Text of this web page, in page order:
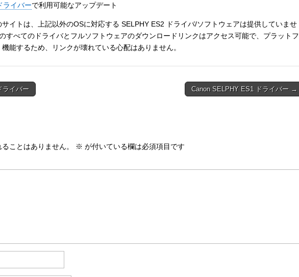
ライバーで利用可能なアップデート
イトは、上記以外のOSに対応する SELPHY ES2 ドライバ/ソフトウェアは提供していませ
すべてのドライバとフルソフトウェアのダウンロードリンクはアクセス可能で、プラットフ
能するため、リンクが壊れている心配はありません。
ライバー Canon SELPHY ES1 ドライバー →
ことはありません。 ※ が付いている欄は必須項目です